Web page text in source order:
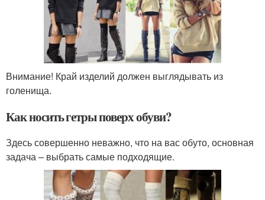
Внимание! Край изделий должен выглядывать из
голенища.
Как носить гетры поверх обуви?
Здесь совершенно неважно, что на вас обуто, основная
задача – выбрать самые подходящие.